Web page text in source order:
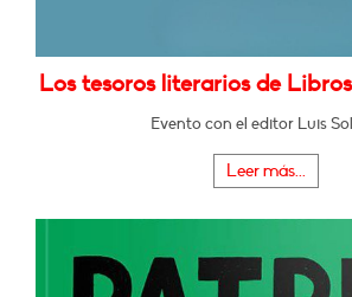
Los tesoros literarios de
Evento con el editor Luis
Leer más...